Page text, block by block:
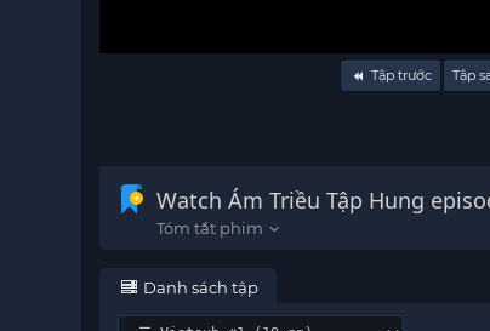
Tập trước Tập
Watch Ám Triều Tập Hung
Danh sách tập